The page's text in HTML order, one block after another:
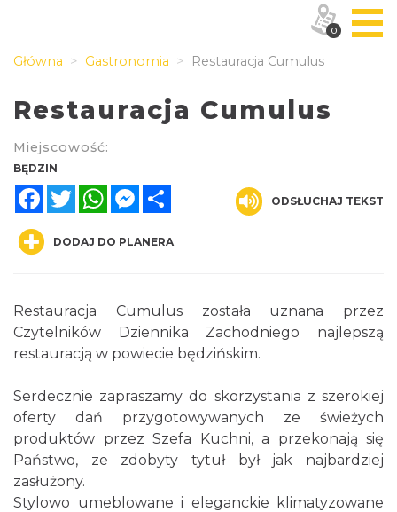
Główna Gastronomia Restauracja Cumulus
Restauracja Cumulus
Miejscowość:
BĘDZIN
FacebookTwitterWhatsAppMessenger
ODSŁUCHAJ TEKST
DODAJ DO PLANERA
Restauracja Cumulus została uznana przez
Czytelników Dziennika Zachodniego najlepszą
restauracją w powiecie będzińskim.
Serdecznie zapraszamy do skorzystania z szerokiej
oferty dań przygotowywanych ze świeżych
produktów przez Szefa Kuchni, a przekonają się
Państwo, ze zdobyty tytuł był jak najbardziej
zasłużony.
Stylowo umeblowane i eleganckie klimatyzowane
0